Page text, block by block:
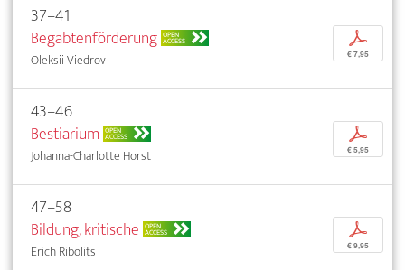
37–41
Begabtenförderung OPEN
ACCESS
Oleksii Viedrov
p
€ 7,95
43–46
Bestiarium OPEN
ACCESS
Johanna-Charlotte Horst
p
€ 5,95
47–58
Bildung, kritische OPEN
ACCESS
Erich Ribolits
p
€ 9,95